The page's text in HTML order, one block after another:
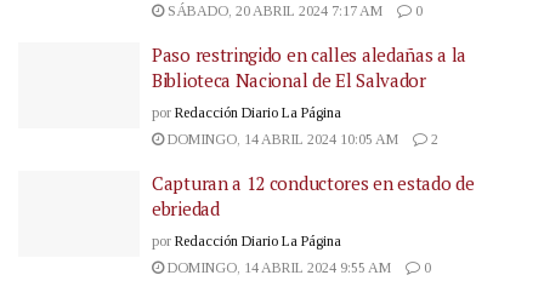
SÁBADO, 20 ABRIL 2024 7:17 AM
0
Paso restringido en calles aledañas a la
Biblioteca Nacional de El Salvador
por Redacción Diario La Página
DOMINGO, 14 ABRIL 2024 10:05 AM
2
Capturan a 12 conductores en estado de
ebriedad
por Redacción Diario La Página
DOMINGO, 14 ABRIL 2024 9:55 AM
0